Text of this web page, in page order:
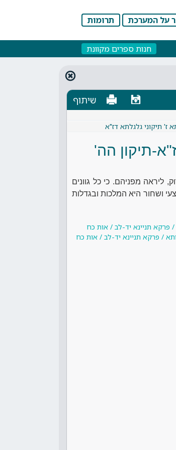
על המערכת תרומות
חנות ספרים מקוונת
שיתוף
ז' תיקוני גלגלתא דז"א
תיקון הה'
ליראה מפניהם. כי כל גוונים
ושחור היא המלכות ובגדלות
תניינא יד-לב / אות כח
/ פרקא תניינא יד-לב / אות כח